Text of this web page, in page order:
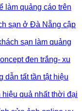
làm quảng cáo trên
sạn ở Đà Nẵng cập
sạn làm quảng
đen trắng- xu
dẫn tất tần tật hiệu
quả nhất thời đại